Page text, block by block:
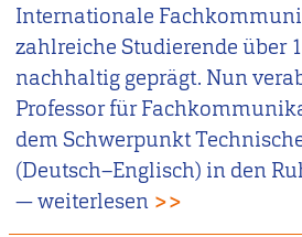
Internationale
zahlreiche Studierende über
nachhaltig geprägt. Nun
Professor für
dem Schwerpunkt
(Deutsch–Englisch) in den
— weiterlesen >>